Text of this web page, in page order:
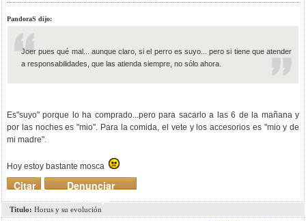
PandoraS dijo:
Joer pues qué mal... aunque claro, si el perro es suyo... pero si tiene que atender
a responsabilidades, que las atienda siempre, no sólo ahora.
Es"suyo" porque lo ha comprado...pero para sacarlo a las 6 de la mañana y
por las noches es "mio". Para la comida, el vete y los accesorios es "mio y de
mi madre".
Hoy estoy bastante mosca
Denunciar
mensaje
Citar
Titulo: Horus y su evolución